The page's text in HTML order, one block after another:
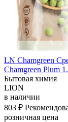
LN Chamgreen
Chamgreen Plum
Бытовая химия
LION
в наличии
803 ₽
розничная цена